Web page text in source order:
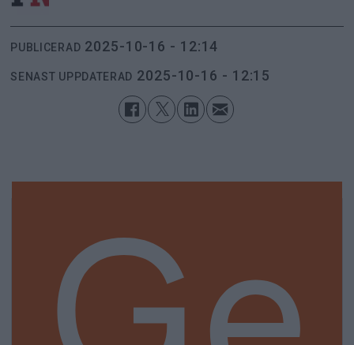
PUBLICERAD 2025-10-16 - 12:14
SENAST UPPDATERAD 2025-10-16 - 12:15